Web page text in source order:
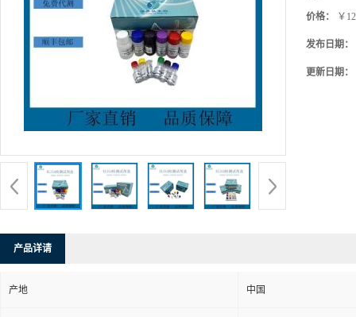
价格： ￥
发布日期：
更新日期：
产品详请
产地 中国